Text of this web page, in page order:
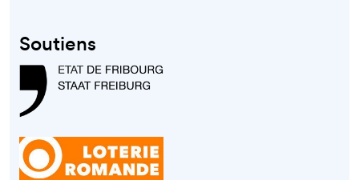
Soutiens